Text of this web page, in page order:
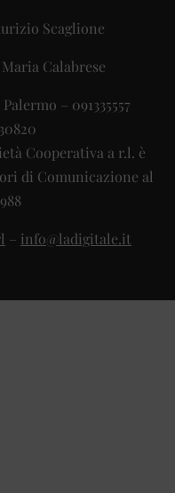
Scaglione
Calabrese
– 091335557
Cooperativa a r.l. è
di Comunicazione al
– info@ladigitale.it